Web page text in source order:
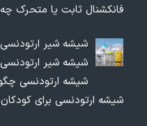
فانکشنال ثابت یا متحرک چه
شیشه شیر
شیشه شیر
شیشه ارتودنسی
شیشه ارتودنسی برای